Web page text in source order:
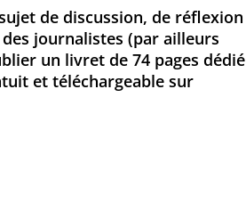
de discussion, de réflexion
journalistes (par ailleurs
un livret de 74 pages dédié
et téléchargeable sur